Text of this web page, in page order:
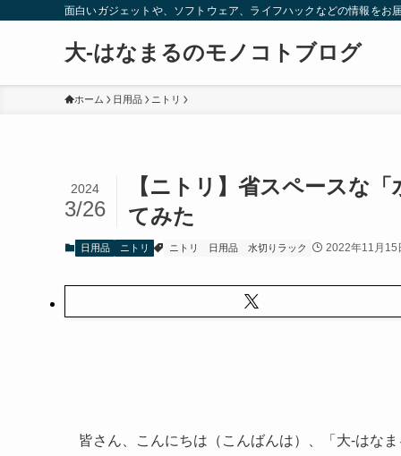
面白いガジェットや、ソフトウェア、ライフハックなどの情報をお
大-はなまるのモノコトブログ
ホーム 日用品 ニトリ
【ニトリ】省スペースな
てみた
2024
3/26
日用品 ニトリ ニトリ 日用品 水切りラック 2022年11月15
皆さん、こんにちは（こんばんは）、「大-はなま